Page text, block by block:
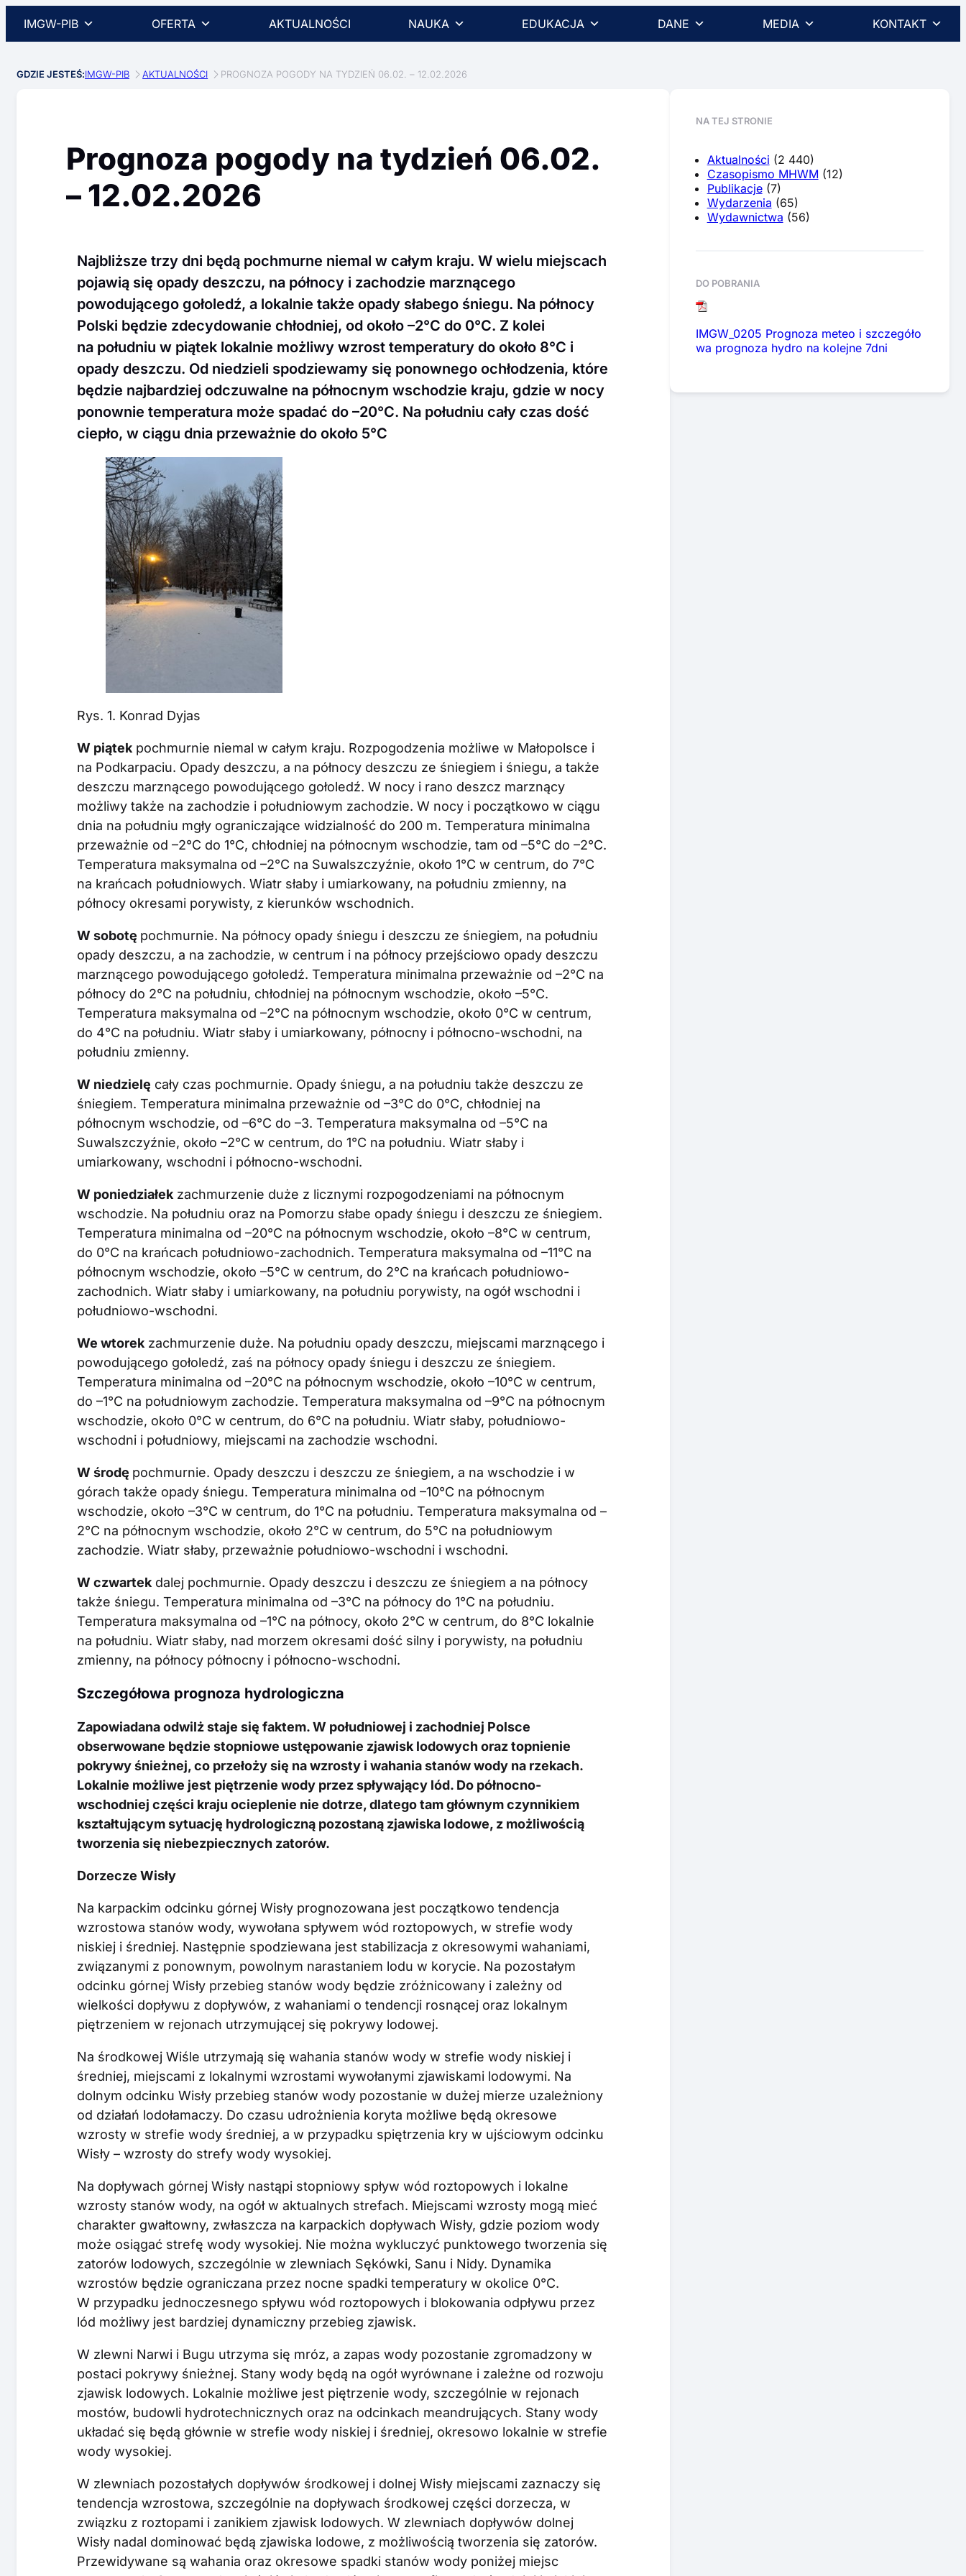
IMGW-PIB OFERTA AKTUALNOŚCI NAUKA EDUKACJA DANE MEDIA KONTAKT
GDZIE JESTEŚ:IMGW-PIB AKTUALNOŚCI PROGNOZA POGODY NA TYDZIEŃ 06.02. – 12.02.2026
Prognoza pogody na tydzień 06.02.
– 12.02.2026
Najbliższe trzy dni będą pochmurne niemal w całym kraju. W wielu miejscach
pojawią się opady deszczu, na północy i zachodzie marznącego
powodującego gołoledź, a lokalnie także opady słabego śniegu. Na północy
Polski będzie zdecydowanie chłodniej, od około –2°C do 0°C. Z kolei
na południu w piątek lokalnie możliwy wzrost temperatury do około 8°C i
opady deszczu. Od niedzieli spodziewamy się ponownego ochłodzenia, które
będzie najbardziej odczuwalne na północnym wschodzie kraju, gdzie w nocy
ponownie temperatura może spadać do –20°C. Na południu cały czas dość
ciepło, w ciągu dnia przeważnie do około 5°C
Rys. 1. Konrad Dyjas
W piątek pochmurnie niemal w całym kraju. Rozpogodzenia możliwe w Małopolsce i
na Podkarpaciu. Opady deszczu, a na północy deszczu ze śniegiem i śniegu, a także
deszczu marznącego powodującego gołoledź. W nocy i rano deszcz marznący
możliwy także na zachodzie i południowym zachodzie. W nocy i początkowo w ciągu
dnia na południu mgły ograniczające widzialność do 200 m. Temperatura minimalna
przeważnie od –2°C do 1°C, chłodniej na północnym wschodzie, tam od –5°C do –2°C.
Temperatura maksymalna od –2°C na Suwalszczyźnie, około 1°C w centrum, do 7°C
na krańcach południowych. Wiatr słaby i umiarkowany, na południu zmienny, na
północy okresami porywisty, z kierunków wschodnich.
W sobotę pochmurnie. Na północy opady śniegu i deszczu ze śniegiem, na południu
opady deszczu, a na zachodzie, w centrum i na północy przejściowo opady deszczu
marznącego powodującego gołoledź. Temperatura minimalna przeważnie od –2°C na
północy do 2°C na południu, chłodniej na północnym wschodzie, około –5°C.
Temperatura maksymalna od –2°C na północnym wschodzie, około 0°C w centrum,
do 4°C na południu. Wiatr słaby i umiarkowany, północny i północno-wschodni, na
południu zmienny.
W niedzielę cały czas pochmurnie. Opady śniegu, a na południu także deszczu ze
śniegiem. Temperatura minimalna przeważnie od –3°C do 0°C, chłodniej na
północnym wschodzie, od –6°C do –3. Temperatura maksymalna od –5°C na
Suwalszczyźnie, około –2°C w centrum, do 1°C na południu. Wiatr słaby i
umiarkowany, wschodni i północno-wschodni.
W poniedziałek zachmurzenie duże z licznymi rozpogodzeniami na północnym
wschodzie. Na południu oraz na Pomorzu słabe opady śniegu i deszczu ze śniegiem.
Temperatura minimalna od –20°C na północnym wschodzie, około –8°C w centrum,
do 0°C na krańcach południowo-zachodnich. Temperatura maksymalna od –11°C na
północnym wschodzie, około –5°C w centrum, do 2°C na krańcach południowo-
zachodnich. Wiatr słaby i umiarkowany, na południu porywisty, na ogół wschodni i
południowo-wschodni.
We wtorek zachmurzenie duże. Na południu opady deszczu, miejscami marznącego i
powodującego gołoledź, zaś na północy opady śniegu i deszczu ze śniegiem.
Temperatura minimalna od –20°C na północnym wschodzie, około –10°C w centrum,
do –1°C na południowym zachodzie. Temperatura maksymalna od –9°C na północnym
wschodzie, około 0°C w centrum, do 6°C na południu. Wiatr słaby, południowo-
wschodni i południowy, miejscami na zachodzie wschodni.
W środę pochmurnie. Opady deszczu i deszczu ze śniegiem, a na wschodzie i w
górach także opady śniegu. Temperatura minimalna od –10°C na północnym
wschodzie, około –3°C w centrum, do 1°C na południu. Temperatura maksymalna od –
2°C na północnym wschodzie, około 2°C w centrum, do 5°C na południowym
zachodzie. Wiatr słaby, przeważnie południowo-wschodni i wschodni.
W czwartek dalej pochmurnie. Opady deszczu i deszczu ze śniegiem a na północy
także śniegu. Temperatura minimalna od –3°C na północy do 1°C na południu.
Temperatura maksymalna od –1°C na północy, około 2°C w centrum, do 8°C lokalnie
na południu. Wiatr słaby, nad morzem okresami dość silny i porywisty, na południu
zmienny, na północy północny i północno-wschodni.
Szczegółowa prognoza hydrologiczna
Zapowiadana odwilż staje się faktem. W południowej i zachodniej Polsce
obserwowane będzie stopniowe ustępowanie zjawisk lodowych oraz topnienie
pokrywy śnieżnej, co przełoży się na wzrosty i wahania stanów wody na rzekach.
Lokalnie możliwe jest piętrzenie wody przez spływający lód. Do północno-
wschodniej części kraju ocieplenie nie dotrze, dlatego tam głównym czynnikiem
kształtującym sytuację hydrologiczną pozostaną zjawiska lodowe, z możliwością
tworzenia się niebezpiecznych zatorów.
Dorzecze Wisły
Na karpackim odcinku górnej Wisły prognozowana jest początkowo tendencja
wzrostowa stanów wody, wywołana spływem wód roztopowych, w strefie wody
niskiej i średniej. Następnie spodziewana jest stabilizacja z okresowymi wahaniami,
związanymi z ponownym, powolnym narastaniem lodu w korycie. Na pozostałym
odcinku górnej Wisły przebieg stanów wody będzie zróżnicowany i zależny od
wielkości dopływu z dopływów, z wahaniami o tendencji rosnącej oraz lokalnym
piętrzeniem w rejonach utrzymującej się pokrywy lodowej.
Na środkowej Wiśle utrzymają się wahania stanów wody w strefie wody niskiej i
średniej, miejscami z lokalnymi wzrostami wywołanymi zjawiskami lodowymi. Na
dolnym odcinku Wisły przebieg stanów wody pozostanie w dużej mierze uzależniony
od działań lodołamaczy. Do czasu udrożnienia koryta możliwe będą okresowe
wzrosty w strefie wody średniej, a w przypadku spiętrzenia kry w ujściowym odcinku
Wisły – wzrosty do strefy wody wysokiej.
Na dopływach górnej Wisły nastąpi stopniowy spływ wód roztopowych i lokalne
wzrosty stanów wody, na ogół w aktualnych strefach. Miejscami wzrosty mogą mieć
charakter gwałtowny, zwłaszcza na karpackich dopływach Wisły, gdzie poziom wody
może osiągać strefę wody wysokiej. Nie można wykluczyć punktowego tworzenia się
zatorów lodowych, szczególnie w zlewniach Sękówki, Sanu i Nidy. Dynamika
wzrostów będzie ograniczana przez nocne spadki temperatury w okolice 0°C.
W przypadku jednoczesnego spływu wód roztopowych i blokowania odpływu przez
lód możliwy jest bardziej dynamiczny przebieg zjawisk.
W zlewni Narwi i Bugu utrzyma się mróz, a zapas wody pozostanie zgromadzony w
postaci pokrywy śnieżnej. Stany wody będą na ogół wyrównane i zależne od rozwoju
zjawisk lodowych. Lokalnie możliwe jest piętrzenie wody, szczególnie w rejonach
mostów, budowli hydrotechnicznych oraz na odcinkach meandrujących. Stany wody
układać się będą głównie w strefie wody niskiej i średniej, okresowo lokalnie w strefie
wody wysokiej.
W zlewniach pozostałych dopływów środkowej i dolnej Wisły miejscami zaznaczy się
tendencja wzrostowa, szczególnie na dopływach środkowej części dorzecza, w
związku z roztopami i zanikiem zjawisk lodowych. W zlewniach dopływów dolnej
Wisły nadal dominować będą zjawiska lodowe, z możliwością tworzenia się zatorów.
Przewidywane są wahania oraz okresowe spadki stanów wody poniżej miejsc
NA TEJ STRONIE
Aktualności (2 440)
Czasopismo MHWM (12)
Publikacje(7)
Wydarzenia (65)
Wydawnictwa (56)
DO POBRANIA
IMGW_0205 Prognoza meteo i szczegóło
wa prognoza hydro na kolejne 7dni